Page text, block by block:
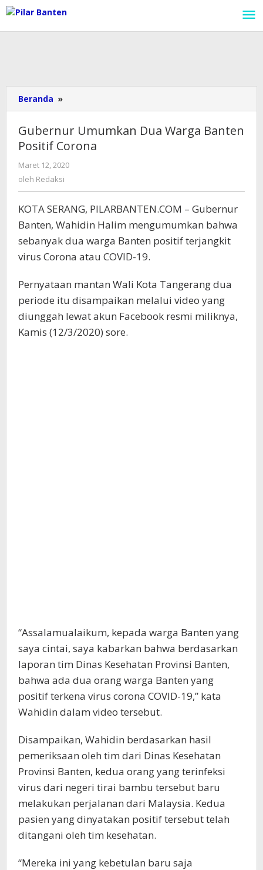
Lewati
ke
konten
Beranda »
Umumkan
Warga
Banten
Positif
Gubernur Umumkan Dua Warga Banten
Positif Corona
Maret 12, 2020
oleh Redaksi
KOTA SERANG, PILARBANTEN.COM – Gubernur
Banten, Wahidin Halim mengumumkan bahwa
sebanyak dua warga Banten positif terjangkit
virus Corona atau COVID-19.
Pernyataan mantan Wali Kota Tangerang dua
periode itu disampaikan melalui video yang
diunggah lewat akun Facebook resmi miliknya,
Kamis (12/3/2020) sore.
“Assalamualaikum, kepada warga Banten yang
saya cintai, saya kabarkan bahwa berdasarkan
laporan tim Dinas Kesehatan Provinsi Banten,
bahwa ada dua orang warga Banten yang
positif terkena virus corona COVID-19,” kata
Wahidin dalam video tersebut.
Disampaikan, Wahidin berdasarkan hasil
pemeriksaan oleh tim dari Dinas Kesehatan
Provinsi Banten, kedua orang yang terinfeksi
virus dari negeri tirai bambu tersebut baru
melakukan perjalanan dari Malaysia. Kedua
pasien yang dinyatakan positif tersebut telah
ditangani oleh tim kesehatan.
“Mereka ini yang kebetulan baru saja